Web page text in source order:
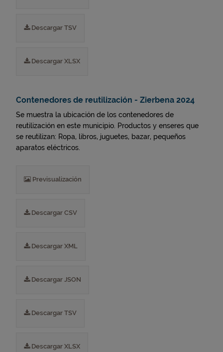
Descargar TSV
Descargar XLSX
Contenedores de reutilización - Zierbena 2024
Se muestra la ubicación de los contenedores de
reutilización en este municipio. Productos y enseres que
se reutilizan: Ropa, libros, juguetes, bazar, pequeños
aparatos eléctricos.
Previsualización
Descargar CSV
Descargar XML
Descargar JSON
Descargar TSV
Descargar XLSX